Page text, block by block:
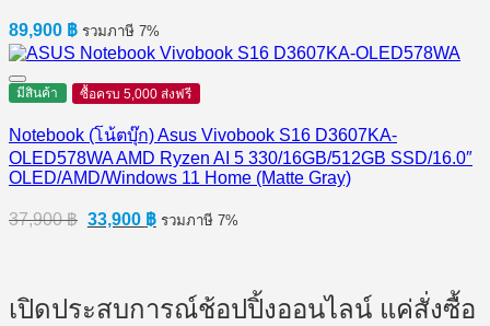
89,900 ฿ รวมภาษี 7%
มีสินค้า ซื้อครบ 5,000 ส่งฟรี
Notebook (โน้ตบุ๊ก) Asus Vivobook S16 D3607KA-
OLED578WA AMD Ryzen AI 5 330/16GB/512GB SSD/16.0″
OLED/AMD/Windows 11 Home (Matte Gray)
37,900฿ Original
price
33,900 ฿Current
price
รวมภาษี 7%
เปิดประสบการณ์ช้อปปิ้งออนไลน์ แค่สั่งซื้อ